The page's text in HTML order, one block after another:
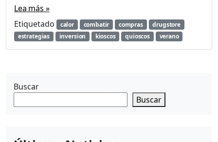
Lea más »
Etiquetado
calor combatir compras
drugstore
estrategias
inversion kioscos quioscos verano
Buscar
Buscar